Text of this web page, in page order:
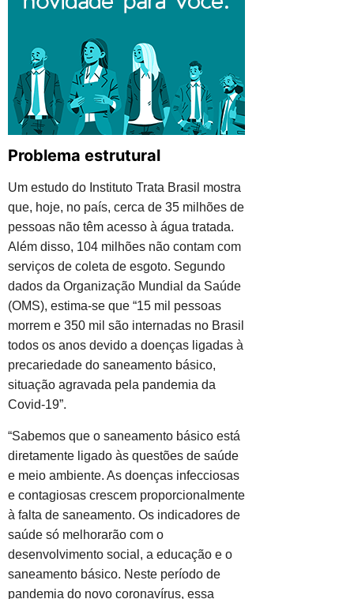
Problema estrutural
Um estudo do Instituto Trata Brasil mostra
que, hoje, no país, cerca de 35 milhões de
pessoas não têm acesso à água tratada.
Além disso, 104 milhões não contam com
serviços de coleta de esgoto. Segundo
dados da Organização Mundial da Saúde
(OMS), estima-se que “15 mil pessoas
morrem e 350 mil são internadas no Brasil
todos os anos devido a doenças ligadas à
precariedade do saneamento básico,
situação agravada pela pandemia da
Covid-19”.
“Sabemos que o saneamento básico está
diretamente ligado às questões de saúde
e meio ambiente. As doenças infecciosas
e contagiosas crescem proporcionalmente
à falta de saneamento. Os indicadores de
saúde só melhorarão com o
desenvolvimento social, a educação e o
saneamento básico. Neste período de
pandemia do novo coronavírus, essa